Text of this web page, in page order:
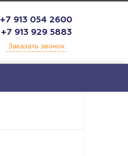
+7 913 054 2600
+7 913 929 5883
Заказать звонок